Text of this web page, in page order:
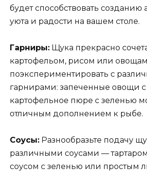
будет способствовать созданию
уюта и радости на вашем столе.
Гарниры: Щука прекрасно
картофельом, рисом или
поэкспериментировать с
гарнирами: запеченные овощи
картофельное пюре с зеленью
отличным дополнением к рыбе.
Соусы: Разнообразьте подачу
различными соусами —
соусом с зеленью или простым